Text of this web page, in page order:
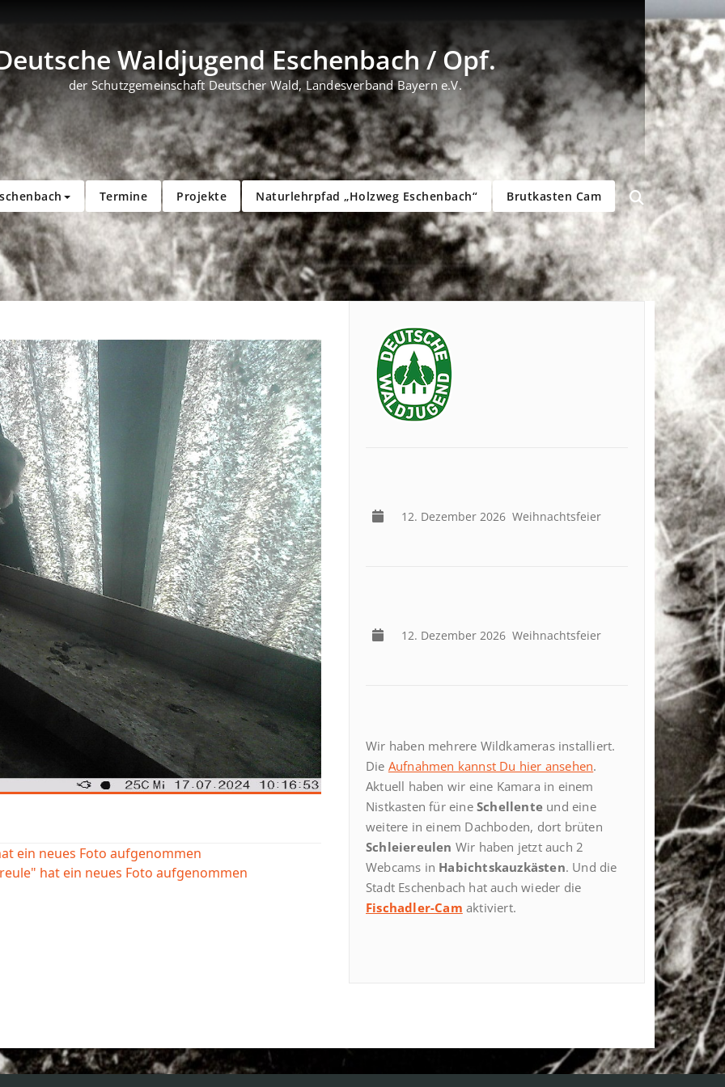
Waldjugend Eschenbach / Opf.
der Schutzgemeinschaft Deutscher Wald, Landesverband Bayern e.V.
Termine Projekte Naturlehrpfad „Holzweg Eschenbach“ Brutkasten Cam
ein neues Foto aufgenommen
hat ein neues Foto aufgenommen
12. Dezember 2026 Weihnachtsfeier
12. Dezember 2026 Weihnachtsfeier
Wir haben mehrere Wildkameras installiert.
Die Aufnahmen kannst Du hier ansehen.
Aktuell haben wir eine Kamara in einem
Nistkasten für eine Schellente und eine
weitere in einem Dachboden, dort brüten
Schleiereulen Wir haben jetzt auch 2
Webcams in Habichtskauzkästen. Und die
Stadt Eschenbach hat auch wieder die
Fischadler-Cam aktiviert.